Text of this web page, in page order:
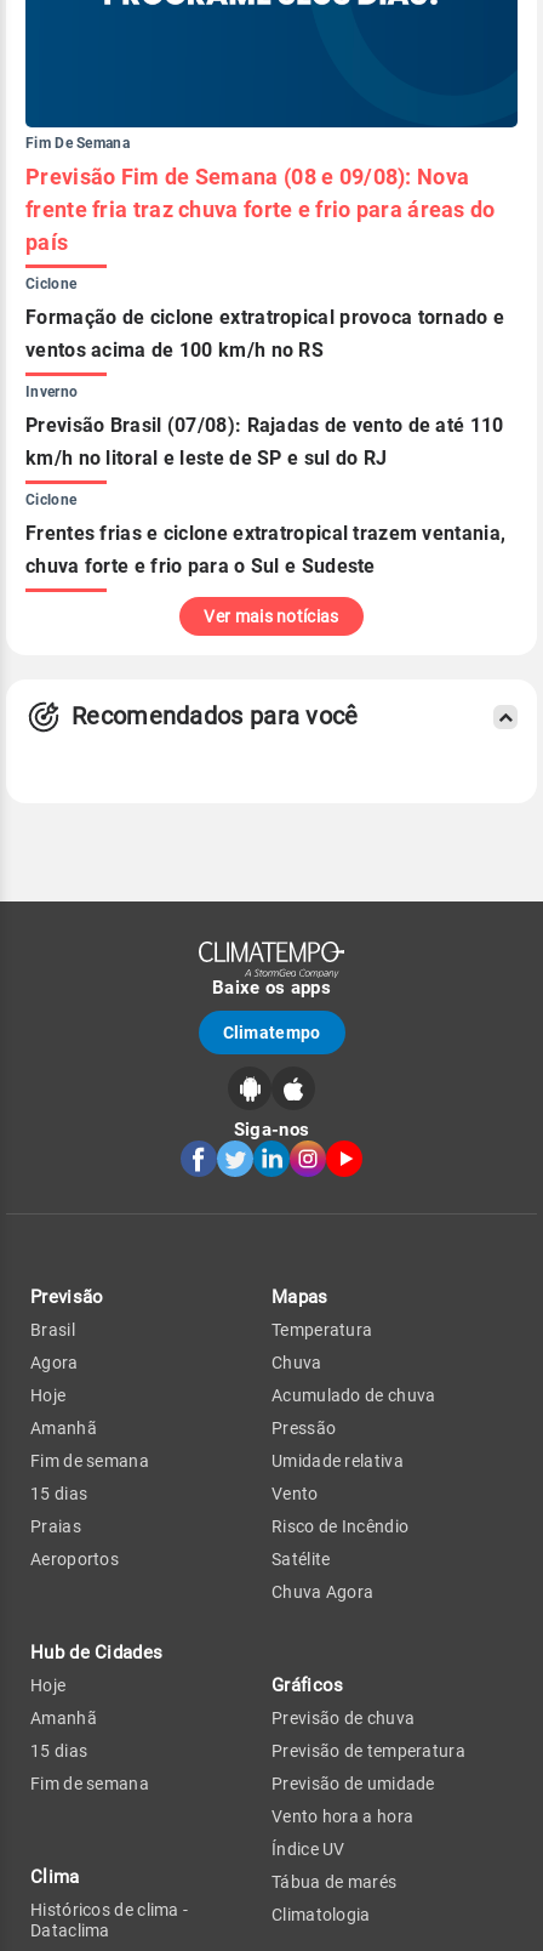
Fim De Semana
Previsão Fim de Semana (08 e 09/08): Nova
frente fria traz chuva forte e frio para áreas do
país
Ciclone
Formação de ciclone extratropical provoca tornado e
ventos acima de 100 km/h no RS
Inverno
Previsão Brasil (07/08): Rajadas de vento de até 110
km/h no litoral e leste de SP e sul do RJ
Ciclone
Frentes frias e ciclone extratropical trazem ventania,
chuva forte e frio para o Sul e Sudeste
Ver mais notícias
Recomendados para você
Baixe os apps
Climatempo
Siga-nos
Previsão
Brasil
Agora
Hoje
Amanhã
Fim de semana
15 dias
Praias
Aeroportos
Hub de Cidades
Hoje
Amanhã
15 dias
Fim de semana
Clima
Históricos de clima -
Dataclima
Mapas
Temperatura
Chuva
Acumulado de chuva
Pressão
Umidade relativa
Vento
Risco de Incêndio
Satélite
Chuva Agora
Gráficos
Previsão de chuva
Previsão de temperatura
Previsão de umidade
Vento hora a hora
Índice UV
Tábua de marés
Climatologia